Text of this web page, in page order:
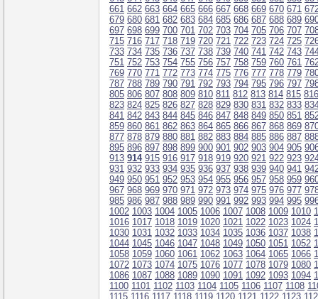
661 662 663 664 665 666 667 668 669 670 671
679 680 681 682 683 684 685 686 687 688 689
697 698 699 700 701 702 703 704 705 706 707
715 716 717 718 719 720 721 722 723 724 725
733 734 735 736 737 738 739 740 741 742 743
751 752 753 754 755 756 757 758 759 760 761
769 770 771 772 773 774 775 776 777 778 779
787 788 789 790 791 792 793 794 795 796 797
805 806 807 808 809 810 811 812 813 814 815 816
823 824 825 826 827 828 829 830 831 832 833
841 842 843 844 845 846 847 848 849 850 851
859 860 861 862 863 864 865 866 867 868 869
877 878 879 880 881 882 883 884 885 886 887
895 896 897 898 899 900 901 902 903 904 905
913 914 915 916 917 918 919 920 921 922 923
931 932 933 934 935 936 937 938 939 940 941
949 950 951 952 953 954 955 956 957 958 959
967 968 969 970 971 972 973 974 975 976 977
985 986 987 988 989 990 991 992 993 994 995
1002 1003 1004 1005 1006 1007 1008 1009 1010
1016 1017 1018 1019 1020 1021 1022 1023 1024
1030 1031 1032 1033 1034 1035 1036 1037 1038
1044 1045 1046 1047 1048 1049 1050 1051 1052
1058 1059 1060 1061 1062 1063 1064 1065 1066
1072 1073 1074 1075 1076 1077 1078 1079 1080
1086 1087 1088 1089 1090 1091 1092 1093 1094
1100 1101 1102 1103 1104 1105 1106 1107 1108
1115 1116 1117 1118 1119 1120 1121 1122 1123